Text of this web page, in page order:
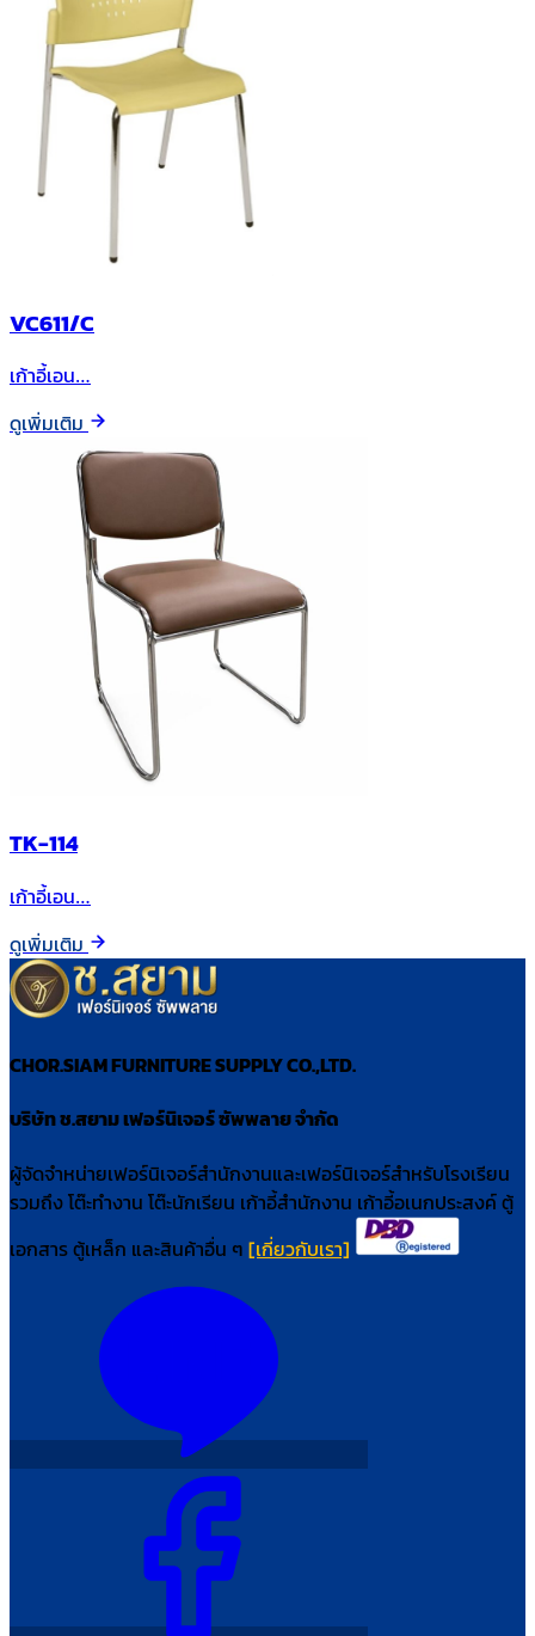
VC611/C
เก้าอี้เอน…
ดูเพิ่มเติม
TK-114
เก้าอี้เอน…
ดูเพิ่มเติม
CHOR.SIAM FURNITURE SUPPLY CO.,LTD.
บริษัท ช.สยาม เฟอร์นิเจอร์ ซัพพลาย จำกัด
ผู้จัดจำหน่ายเฟอร์นิเจอร์สำนักงานและเฟอร์นิเจอร์สำหรับโรงเรียน
รวมถึง โต๊ะทำงาน โต๊ะนักเรียน เก้าอี้สำนักงาน เก้าอี้อเนกประสงค์ ตู้
เอกสาร ตู้เหล็ก และสินค้าอื่น ๆ [เกี่ยวกับเรา]